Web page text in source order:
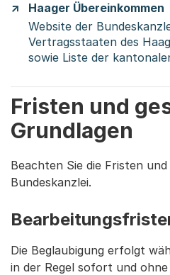
Haager Übereinkommen
Website der
Vertragsstaaten des
sowie Liste der
Fristen und
Grundlagen
Beachten Sie die Fristen
Bundeskanzlei.
Die Beglaubigung erfolgt
in der Regel sofort und